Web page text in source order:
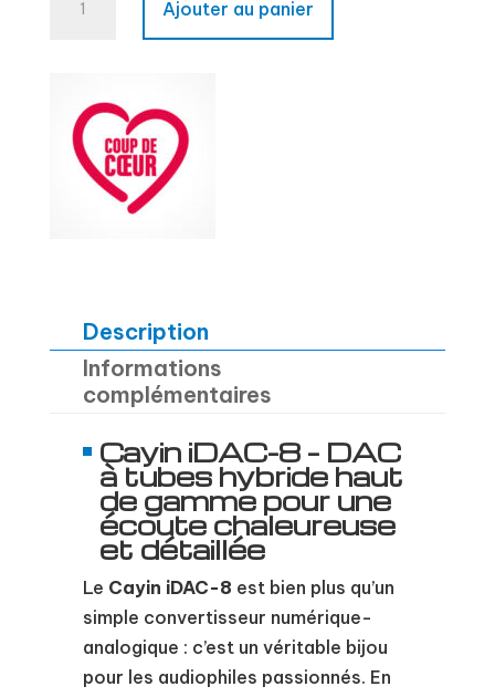
Ajouter au panier
Description
Informations
complémentaires
Cayin iDAC-8 – DAC
à tubes hybride haut
de gamme pour une
écoute chaleureuse
et détaillée
Le Cayin iDAC-8 est bien plus qu’un
simple convertisseur numérique-
analogique : c’est un véritable bijou
pour les audiophiles passionnés. En